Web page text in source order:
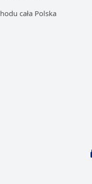
cała Polska